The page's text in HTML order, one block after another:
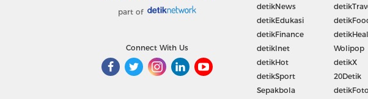
part of
Connect With Us
detikNews
detikEdukasi
detikFinance
detikInet
detikHot
detikSport
Sepakbola
Wolipop
detikX
20Detik
detikFoto